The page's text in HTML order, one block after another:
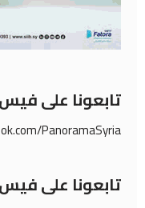
تابعونا على
PanoramaSyria
تابعونا على